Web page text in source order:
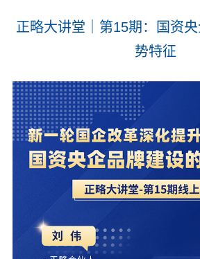
正略大讲堂｜第15期：国资
势特征